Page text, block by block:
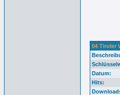
04 Tiroler
Datum:
Hits: